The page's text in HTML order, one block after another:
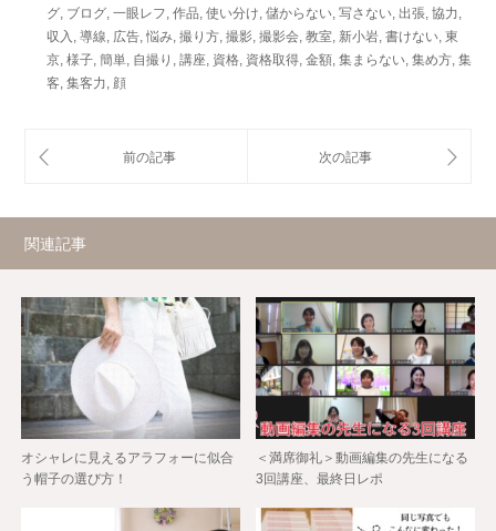
グ, ブログ, 一眼レフ, 作品, 使い分け, 儲からない, 写さない, 出張, 協力,
収入 , 導線, 広告, 悩み, 撮り方, 撮影, 撮影会, 教室, 新小岩, 書けない, 東
京, 様子, 簡単, 自撮り , 講座, 資格, 資格取得, 金額, 集まらない, 集め方, 集
客, 集客力, 顔
関連記事
オシャレに見えるアラフォーに似合
う帽子の選び方！
＜満席御礼＞動画編集の先生になる
3回講座、最終日レポ